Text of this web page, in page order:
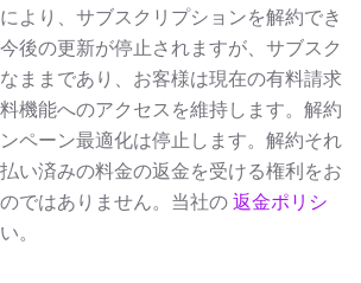
より、サブスクリプションを解約でき
後の更新が停止されますが、サブスク
ままであり、お客様は現在の有料請求
機能へのアクセスを維持します。解約
ペーン最適化は停止します。解約それ
い済みの料金の返金を受ける権利をお
ではありません。当社の返金ポリシ
。